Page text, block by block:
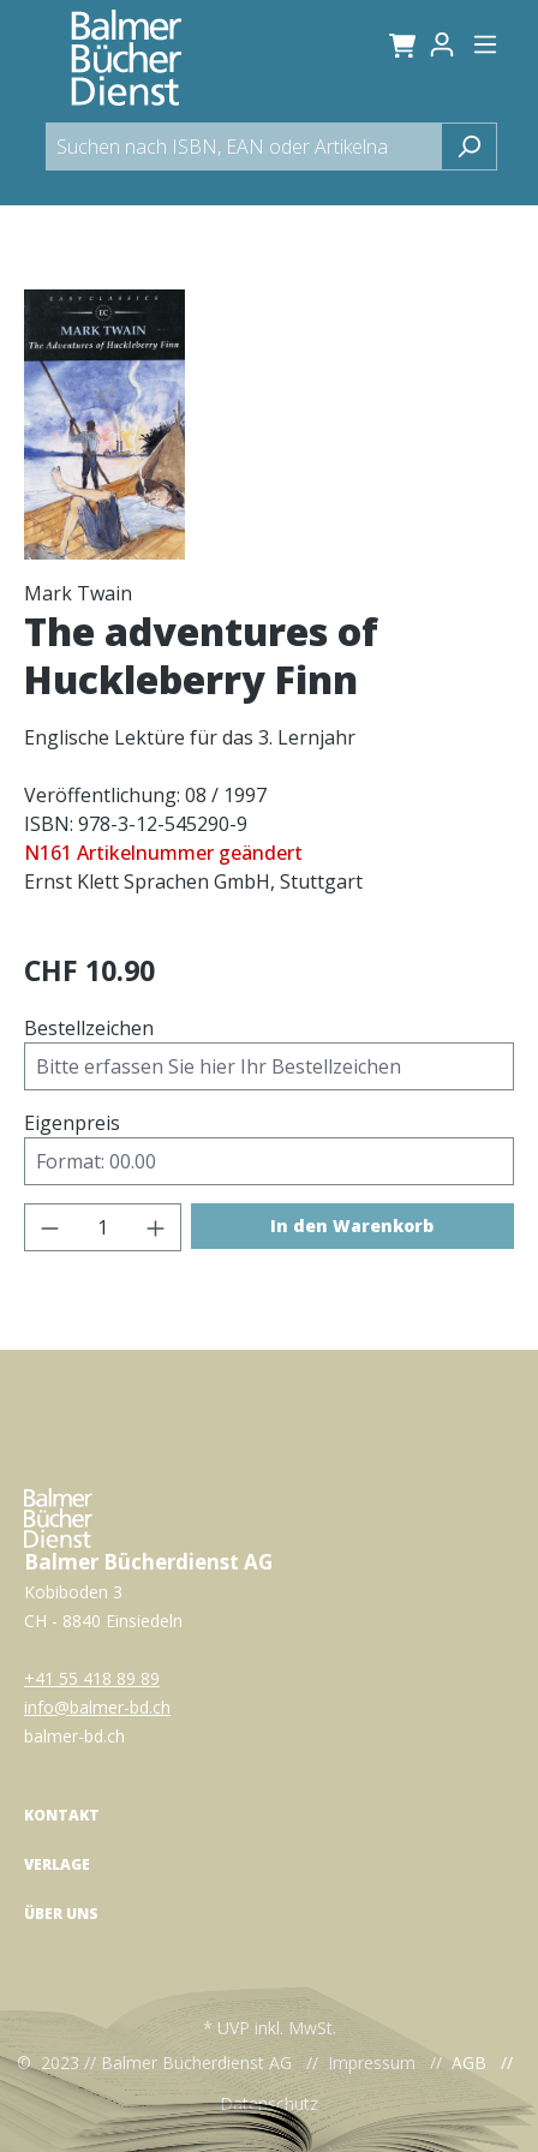
springen
Bildergalerie überspringen
Mark Twain
The adventures of
Huckleberry Finn
Englische Lektüre für das 3. Lernjahr
Veröffentlichung: 08 / 1997
ISBN: 978-3-12-545290-9
N161 Artikelnummer geändert
Ernst Klett Sprachen GmbH, Stuttgart
CHF 10.90
Bestellzeichen
Eigenpreis
Produkt Anzahl: Gib den gewünschten
In den Warenkorb
Balmer Bücherdienst AG
Kobiboden 3
CH - 8840 Einsiedeln
+41 55 418 89 89
info@balmer-bd.ch
balmer-bd.ch
KONTAKT
VERLAGE
ÜBER UNS
* UVP inkl. MwSt.
© 2023 // Balmer Bücherdienst AG // Impressum // AGB //
Datenschutz